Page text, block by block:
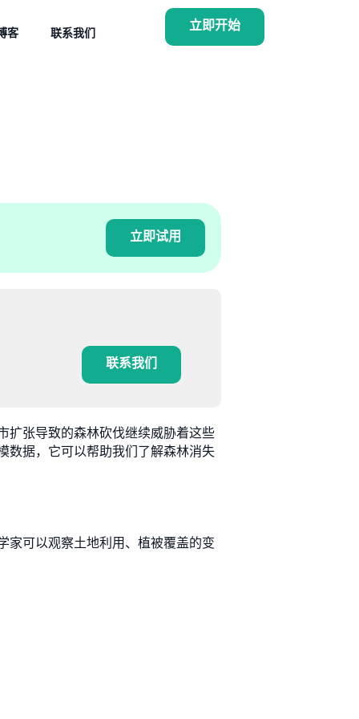
客 联系我们
立即开始
立即试用
联系我们
张导致的森林砍伐继续威胁着这些
数据，它可以帮助我们了解森林消失
家可以观察土地利用、植被覆盖的变